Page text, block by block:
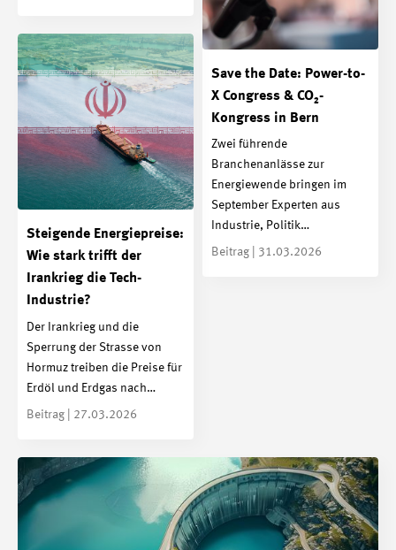
Save the Date: Power-to-
X Congress & CO₂-
Kongress in Bern
Zwei führende
Branchenanlässe zur
Energiewende bringen im
September Experten aus
Industrie, Politik…
Beitrag | 31.03.2026
Steigende Energiepreise:
Wie stark trifft der
Irankrieg die Tech-
Industrie?
Der Irankrieg und die
Sperrung der Strasse von
Hormuz treiben die Preise für
Erdöl und Erdgas nach…
Beitrag | 27.03.2026